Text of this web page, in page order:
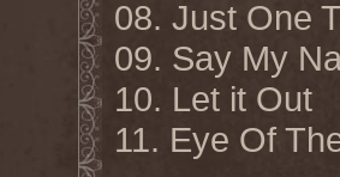
08. Just One
09. Say My
10. Let it Out
11. Eye Of